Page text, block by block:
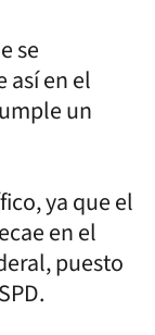
se
así en el
un
ya que el
en el
puesto